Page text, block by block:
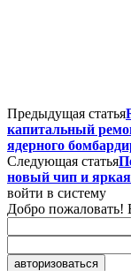
Предыдущая статья
капитальный
ядерного
Следующая статья
новый чип и
войти в систему
Добро пожаловать!